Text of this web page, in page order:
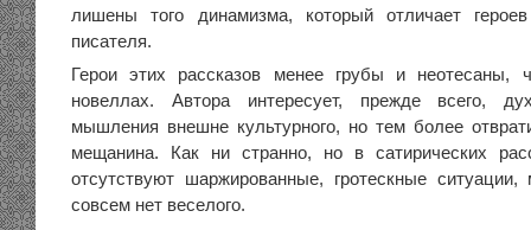
лишены того динамизма, который отличает
писателя.
Герои этих рассказов менее грубы и неотесаны,
новеллах. Автора интересует, прежде всего,
мышления внешне культурного, но тем более
мещанина. Как ни странно, но в сатирических
отсутствуют шаржированные, гротескные
совсем нет веселого.